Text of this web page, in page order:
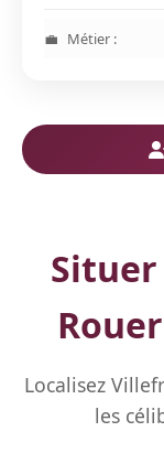
Métier :
Localisez
les